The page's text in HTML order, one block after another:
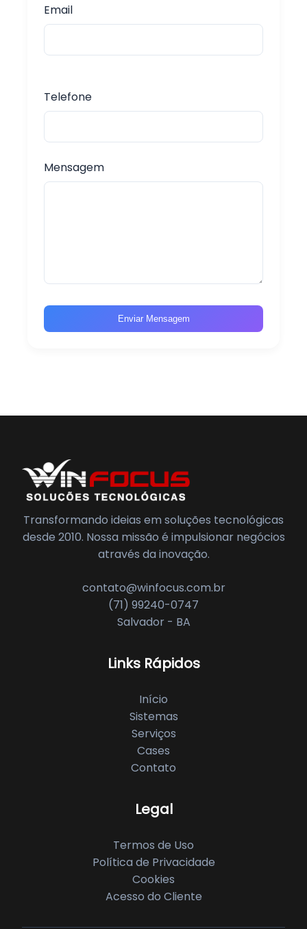
Email
Telefone
Mensagem
Enviar Mensagem
Transformando ideias em soluções tecnológicas
desde 2010. Nossa missão é impulsionar negócios
através da inovação.
contato@winfocus.com.br
(71) 99240-0747
Salvador - BA
Links Rápidos
Início
Sistemas
Serviços
Cases
Contato
Legal
Termos de Uso
Política de Privacidade
Cookies
Acesso do Cliente